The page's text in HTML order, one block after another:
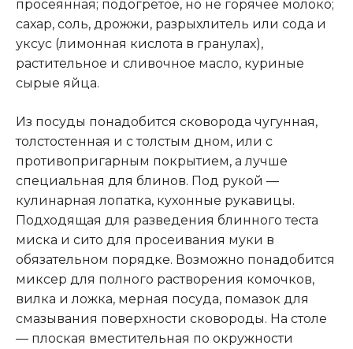
просеянная; подогретое, но не горячее молоко;
сахар, соль, дрожжи, разрыхлитель или сода и
уксус (лимонная кислота в гранулах),
растительное и сливочное масло, куриные
сырые яйца.
Из посуды понадобится сковорода чугунная,
толстостенная и с толстым дном, или с
противопригарным покрытием, а лучше
специальная для блинов. Под рукой —
кулинарная лопатка, кухонные рукавицы.
Подходящая для разведения блинного теста
миска и сито для просеивания муки в
обязательном порядке. Возможно понадобится
миксер для полного растворения комочков,
вилка и ложка, мерная посуда, помазок для
смазывания поверхности сковороды. На столе
— плоская вместительная по окружности